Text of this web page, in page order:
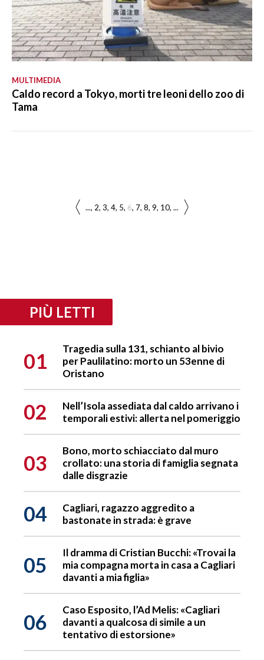
MULTIMEDIA
Caldo record a Tokyo, morti tre leoni dello zoo di
Tama
... 2 3 4 5 6 7 8 9 10 ...
PIÙ LETTI
01
Tragedia sulla 131, schianto al bivio
per Paulilatino: morto un 53enne di
Oristano
02
Nell’Isola assediata dal caldo arrivano i
temporali estivi: allerta nel pomeriggio
03
Bono, morto schiacciato dal muro
crollato: una storia di famiglia segnata
dalle disgrazie
04
Cagliari, ragazzo aggredito a
bastonate in strada: è grave
05
Il dramma di Cristian Bucchi: «Trovai la
mia compagna morta in casa a Cagliari
davanti a mia figlia»
06
Caso Esposito, l’Ad Melis: «Cagliari
davanti a qualcosa di simile a un
tentativo di estorsione»